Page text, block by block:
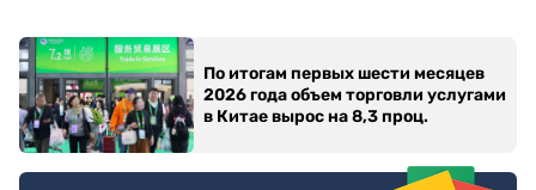
По итогам первых шести месяцев
2026 года объем торговли услугами
в Китае вырос на 8,3 проц.